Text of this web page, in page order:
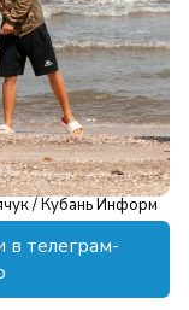
/ Кубань Информ
в телеграм-